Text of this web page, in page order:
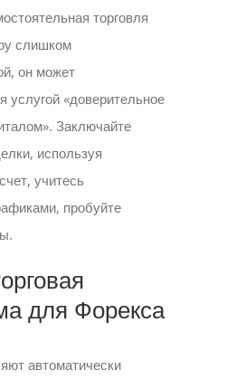
торговля
слишком
он может
услугой «доверительное
Заключайте
используя
учитесь
пробуйте
для Форекса
автоматически